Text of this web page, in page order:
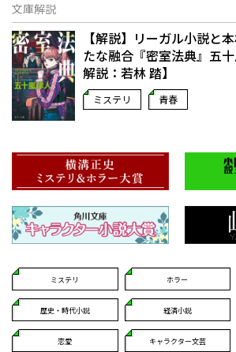
文庫解説
【解説】リーガル小説と
たな融合――『密室法典』五
解説：若林 踏】
ミステリ 青春
ミステリ ホラー
歴史・時代小説 経済小説
恋愛 キャラクター文芸